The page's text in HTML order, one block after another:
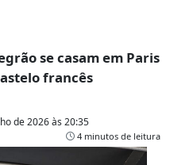
se casam em Paris
francês
de 2026 às 20:35
4 minutos de leitura